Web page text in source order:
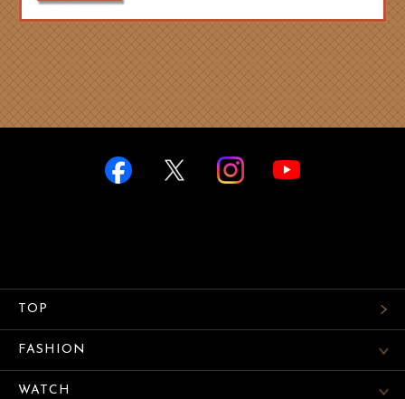
TOP
FASHION
WATCH